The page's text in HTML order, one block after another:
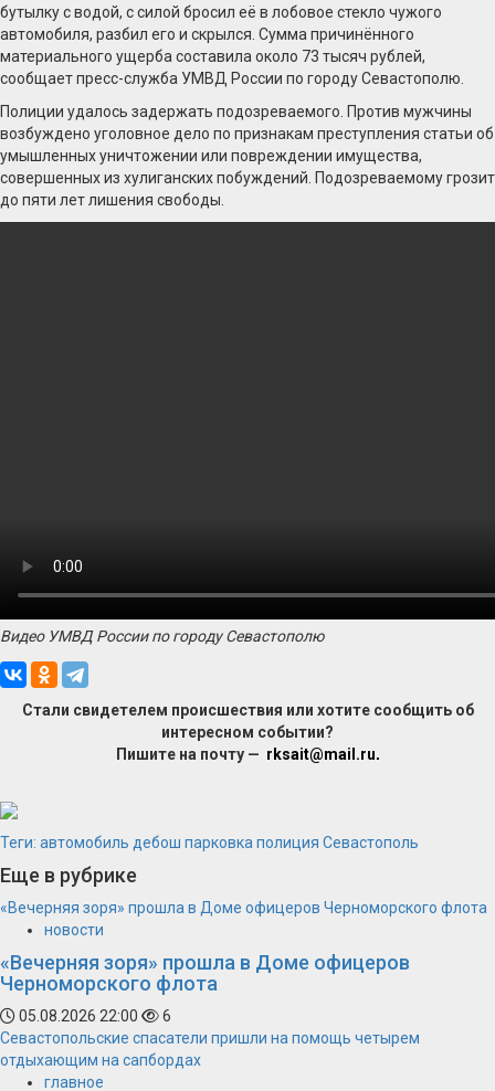
бутылку с водой, с силой бросил её в лобовое стекло чужого
автомобиля, разбил его и скрылся. Сумма причинённого
материального ущерба составила около 73 тысяч рублей,
сообщает пресс-служба УМВД России по городу Севастополю.
Полиции удалось задержать подозреваемого. Против мужчины
возбуждено уголовное дело по признакам преступления статьи об
умышленных уничтожении или повреждении имущества,
совершенных из хулиганских побуждений. Подозреваемому грозит
до пяти лет лишения свободы.
Видео УМВД России по городу Севастополю
Стали свидетелем происшествия или хотите сообщить об
интересном событии?
Пишите на почту — rksait@mail.ru.
Теги: автомобиль дебош парковка полиция Севастополь
Еще в рубрике
«Вечерняя зоря» прошла в Доме офицеров Черноморского флота
новости
«Вечерняя зоря» прошла в Доме офицеров
Черноморского флота
05.08.2026 22:00
6
Севастопольские спасатели пришли на помощь четырем
отдыхающим на сапбордах
главное